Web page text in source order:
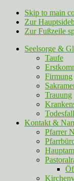
Skip to main
Zur
Zur Fußzeile
Seelsorge &
Taufe
Firmung
Trauung
Todesfall
Kontakt &
Pfarrer